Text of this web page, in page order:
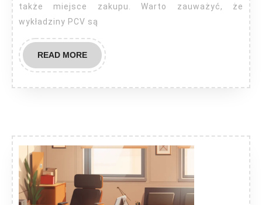
także miejsce zakupu. Warto zauważyć, że
wykładziny PCV są
READ MOREREAD
MORE